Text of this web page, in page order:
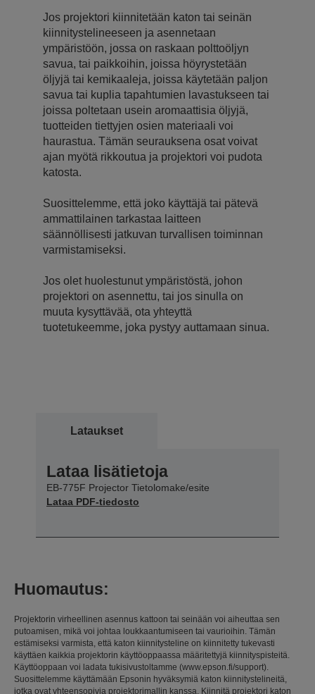
Jos projektori kiinnitetään katon tai seinän
kiinnitystelineeseen ja asennetaan
ympäristöön, jossa on raskaan polttoöljyn
savua, tai paikkoihin, joissa höyrystetään
öljyjä tai kemikaaleja, joissa käytetään paljon
savua tai kuplia tapahtumien lavastukseen tai
joissa poltetaan usein aromaattisia öljyjä,
tuotteiden tiettyjen osien materiaali voi
haurastua. Tämän seurauksena osat voivat
ajan myötä rikkoutua ja projektori voi pudota
katosta.
Suosittelemme, että joko käyttäjä tai pätevä
ammattilainen tarkastaa laitteen
säännöllisesti jatkuvan turvallisen toiminnan
varmistamiseksi.
Jos olet huolestunut ympäristöstä, johon
projektori on asennettu, tai jos sinulla on
muuta kysyttävää, ota yhteyttä
tuotetukeemme, joka pystyy auttamaan sinua.
Lataukset
Lataa lisätietoja
EB-775F Projector Tietolomake/esite
Lataa PDF-tiedosto
Huomautus:
Projektorin virheellinen asennus kattoon tai seinään voi aiheuttaa sen
putoamisen, mikä voi johtaa loukkaantumiseen tai vaurioihin. Tämän
estämiseksi varmista, että katon kiinnitysteline on kiinnitetty tukevasti
käyttäen kaikkia projektorin käyttöoppaassa määritettyjä kiinnityspisteitä.
Käyttöoppaan voi ladata tukisivustoltamme (www.epson.fi/support).
Suosittelemme käyttämään Epsonin hyväksymiä katon kiinnitystelineitä,
jotka ovat yhteensopivia projektorimallin kanssa. Kiinnitä projektori katon